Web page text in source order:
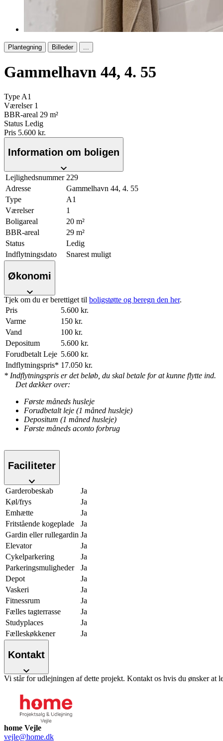
Plantegning Billeder ...
Gammelhavn 44, 4. 55
Type A1
Værelser 1
BBR-areal 29 m²
Status Ledig
Pris 5.600 kr.
Information om boligen
Lejlighedsnummer 229
Adresse
Gammelhavn 44, 4. 55
Type
A1
Værelser
1
Boligareal
20 m²
BBR-areal
29 m²
Status
Ledig
Indflytningsdato
Snarest muligt
Økonomi
Tjek om du er berettiget til boligstøtte og beregn den her.
Pris
5.600 kr.
Varme
150 kr.
Vand
100 kr.
Depositum
5.600 kr.
Forudbetalt Leje 5.600 kr.
Indflytningspris* 17.050 kr.
* Indflytningspris er det beløb, du skal betale for at kunne flytte ind.
Det dækker over:
Første måneds husleje
Forudbetalt leje (1 måned husleje)
Depositum (1 måned husleje)
Første måneds aconto forbrug
Faciliteter
Garderobeskab
Ja
Køl/frys
Ja
Emhætte
Ja
Fritstående kogeplade
Ja
Gardin eller rullegardin Ja
Elevator
Ja
Cykelparkering
Ja
Parkeringsmuligheder
Ja
Depot
Ja
Vaskeri
Ja
Fitnessrum
Ja
Fælles tagterrasse
Ja
Studyplaces
Ja
Fælleskøkkener
Ja
Kontakt
Vi står for udlejningen af dette projekt. Kontakt os hvis du ønsker at
home Vejle
vejle@home.dk